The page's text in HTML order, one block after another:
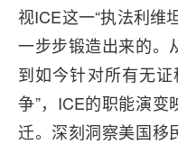
视ICE这一“执法利维
一步步锻造出来的。
到如今针对所有无
争”，ICE的职能演
迁。深刻洞察美国移